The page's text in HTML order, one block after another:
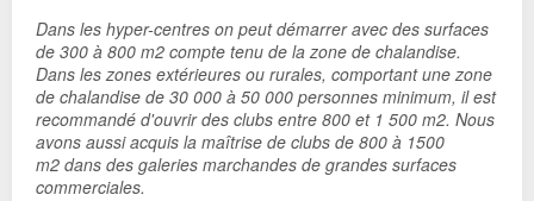
Dans les hyper-centres on peut démarrer avec des surfaces
de 300 à 800 m2 compte tenu de la zone de chalandise.
Dans les zones extérieures ou rurales, comportant une zone
de chalandise de 30 000 à 50 000 personnes minimum, il est
recommandé d'ouvrir des clubs entre 800 et 1 500 m2. Nous
avons aussi acquis la maîtrise de clubs de 800 à 1500
m2 dans des galeries marchandes de grandes surfaces
commerciales.